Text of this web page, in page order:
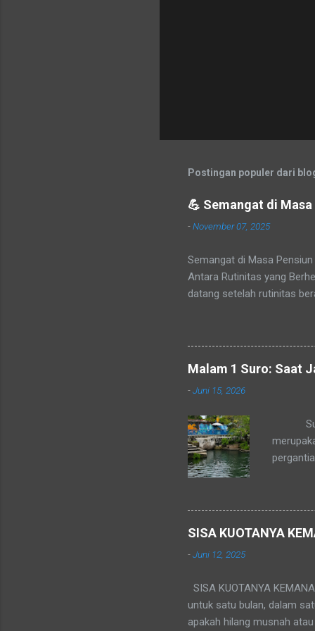
Postingan populer dari
💪 Semangat di
-November 07, 2025
Semangat di Masa
Antara Rutinitas yang
datang setelah rutinitas
sejatinya baru dimulai.
pukulan mental bagi
setiap orang sudah tahu
Ia bukan sekadar
da...
Malam 1 Suro: Saat
-Juni 15, 2026
SISA KUOTANYA
-Juni 12, 2025
SISA KUOTANYA
untuk satu bulan, dalam
apakah hilang musnah